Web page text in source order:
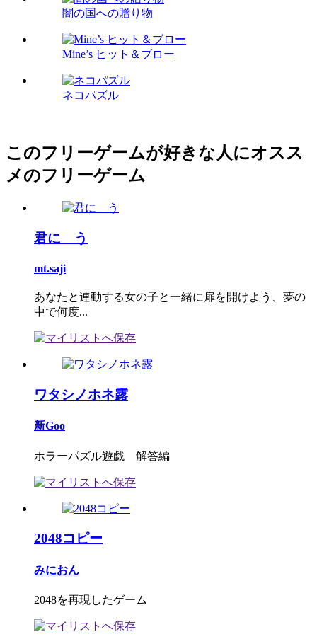
闇の国への贈り物
Mine’s ヒット＆ブロー
ネコパズル
このフリーゲームが好きな人にオスス
メのフリーゲーム
君に う
mt.saji
あなたと連動する女の子と一緒に扉を開けよう、夢の
中で何度...
ワタシノホネ露
新Goo
ホラーパズル遊戯 解答編
2048コピー
みにおん
2048を再現したゲーム